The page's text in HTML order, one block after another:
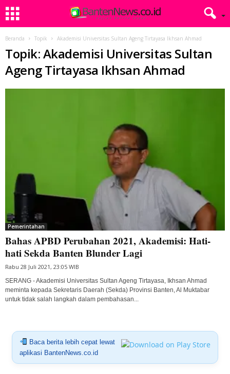
Beranda Topik Akademisi Universitas Sultan Ageng Tirtayasa Ikhsan Ahmad
Topik: Akademisi Universitas Sultan
Ageng Tirtayasa Ikhsan Ahmad
Pemerintahan
Bahas APBD Perubahan 2021, Akademisi: Hati-
hati Sekda Banten Blunder Lagi
Rabu 28 Juli 2021, 23:05 WIB
SERANG - Akademisi Universitas Sultan Ageng Tirtayasa, Ikhsan Ahmad
meminta kepada Sekretaris Daerah (Sekda) Provinsi Banten, Al Muktabar
untuk tidak salah langkah dalam pembahasan...
Baca berita lebih cepat lewat
aplikasi BantenNews.co.id